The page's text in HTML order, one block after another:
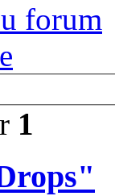
forum
1